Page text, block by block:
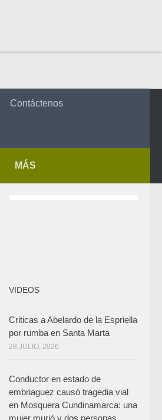
Contáctenos
MÁS
VIDEOS
Criticas a Abelardo de la Espriella
por rumba en Santa Marta
28 JULIO, 2026
Conductor en estado de
embriaguez causó tragedia vial
en Mosquera Cundinamarca: una
mujer murió y dos personas